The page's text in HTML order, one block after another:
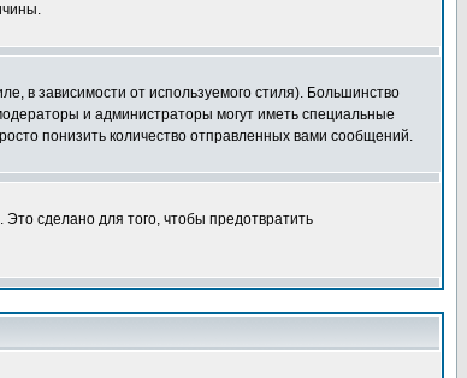
в зависимости от используемого стиля). Большинство
и администраторы могут иметь специальные
понизить количество отправленных вами сообщений.
сделано для того, чтобы предотвратить